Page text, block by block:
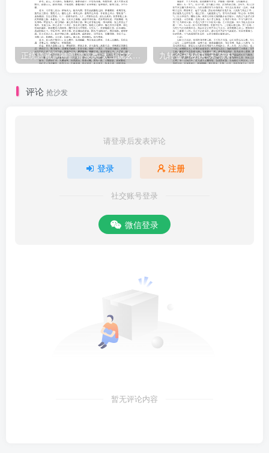
意同也。天地有大美而不言，四時有明法而不議，萬物有成理而不
說。是以孔子欲無言也，則曰天何言哉，四時行焉，百物生焉。非醴
道者，孰能與此。率性者自然也，修道者使然也。自然者天也，使然
者人也。在自然之中者有也，在使然之外者無也，人安能奪其所有益
也，於己之所有人益之，是侈也。故曰：駢拇枝指出乎性哉，而侈於
曰：第亦樂，通亦樂，以第通為寒暑風雨之序也莊子曰：無以故减
命，人道之謂故，天道之謂命。道譬則藏也，聖譬則時也，莊周所以
作《秋水》而言時至者，當其時而己。奈曲士指此而非之，宜其情夏
九转金丹秘诀-宋-陈朴
评论 抢沙发
请登录后发表评论
登录 注册
社交账号登录
微信登录
暂无评论内容